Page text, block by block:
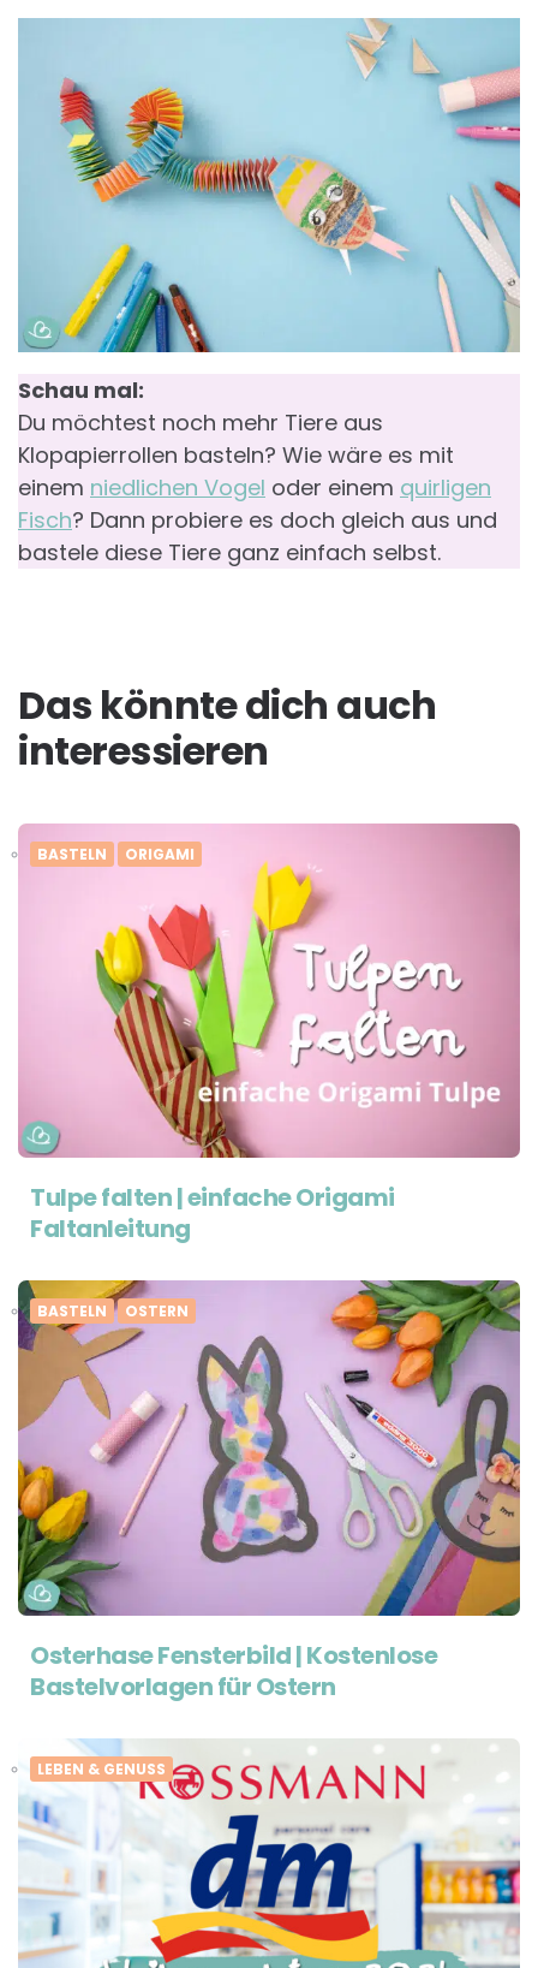
Schau mal:
Du möchtest noch mehr Tiere aus
Klopapierrollen basteln? Wie wäre es mit
einem niedlichen Vogel oder einem quirligen
Fisch? Dann probiere es doch gleich aus und
bastele diese Tiere ganz einfach selbst.
Das könnte dich auch
interessieren
BASTELN ORIGAMI
Tulpe falten | einfache Origami
Faltanleitung
BASTELN OSTERN
Osterhase Fensterbild | Kostenlose
Bastelvorlagen für Ostern
LEBEN & GENUSS